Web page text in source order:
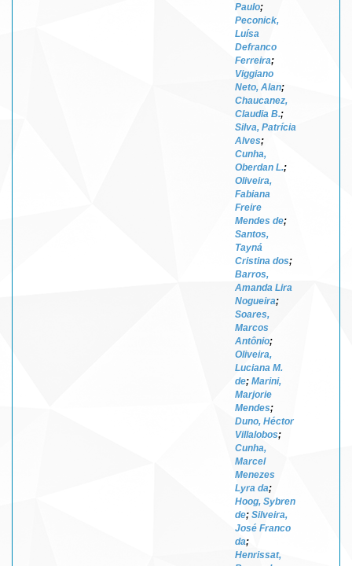
Paulo;
Peconick,
Luísa
Defranco
Ferreira;
Viggiano
Neto, Alan;
Chaucanez,
Claudia B.;
Silva, Patrícia
Alves;
Cunha,
Oberdan L.;
Oliveira,
Fabiana
Freire
Mendes de;
Santos,
Tayná
Cristina dos;
Barros,
Amanda Lira
Nogueira;
Soares,
Marcos
Antônio;
Oliveira,
Luciana M.
de; Marini,
Marjorie
Mendes;
Duno, Héctor
Villalobos;
Cunha,
Marcel
Menezes
Lyra da;
Hoog, Sybren
de; Silveira,
José Franco
da;
Henrissat,